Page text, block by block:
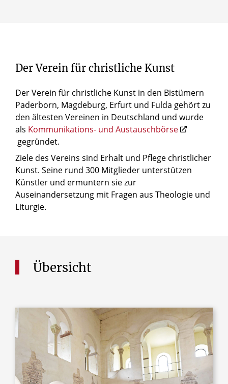
Der Verein für christliche Kunst
Der Verein für christliche Kunst in den Bistümern
Paderborn, Magdeburg, Erfurt und Fulda gehört zu
den ältesten Vereinen in Deutschland und wurde
als Kommunikations- und Austauschbörse
gegründet.
Ziele des Vereins sind Erhalt und Pflege christlicher
Kunst. Seine rund 300 Mitglieder unterstützen
Künstler und ermuntern sie zur
Auseinandersetzung mit Fragen aus Theologie und
Liturgie.
Übersicht